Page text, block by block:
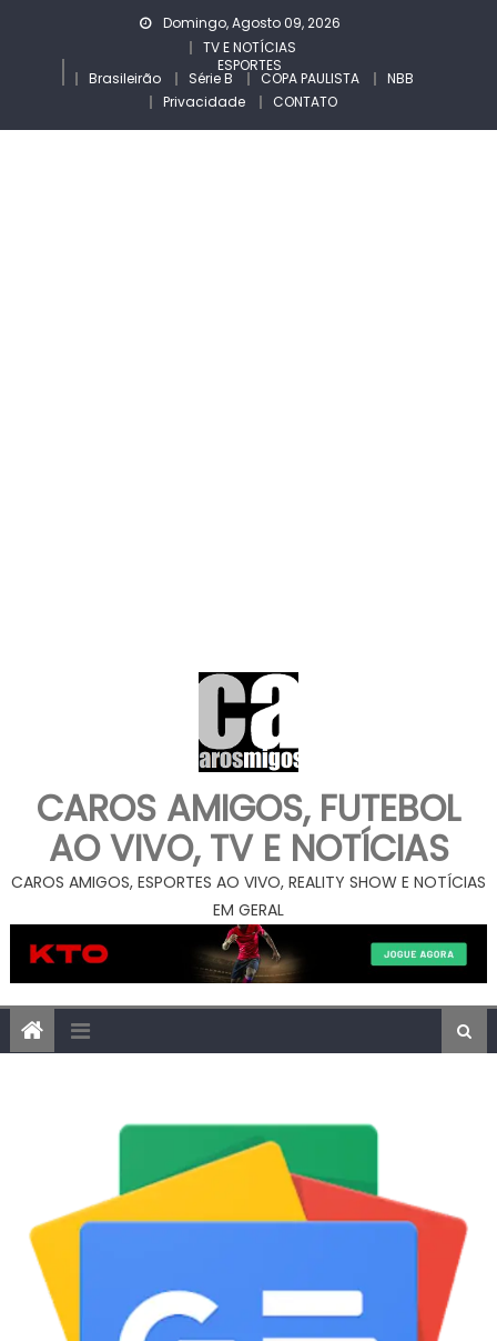
Domingo, Agosto 09, 2026
TV E NOTÍCIAS
ESPORTES
Brasileirão Série B COPA PAULISTA
NBB
Privacidade
CONTATO
CAROS AMIGOS, FUTEBOL
AO VIVO, TV E NOTÍCIAS
CAROS AMIGOS, ESPORTES AO VIVO, REALITY SHOW E NOTÍCIAS
EM GERAL